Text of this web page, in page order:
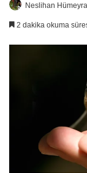
Neslihan Hümeyra
2 dakika okuma